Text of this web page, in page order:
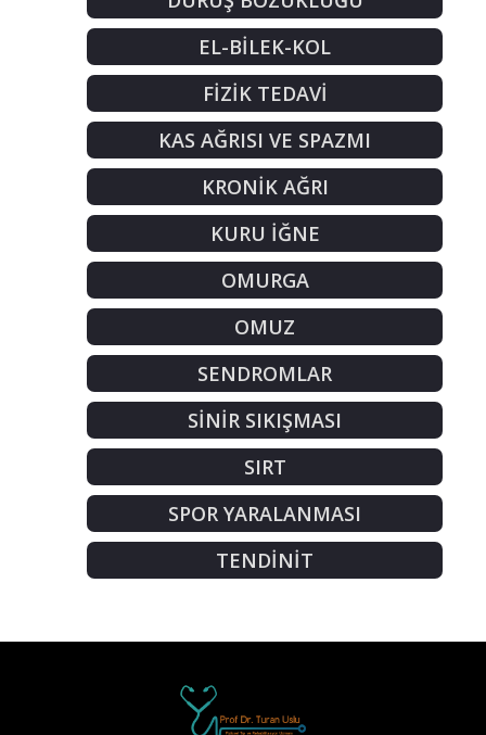
EL-BİLEK-KOL
FİZİK TEDAVİ
KAS AĞRISI VE SPAZMI
KRONİK AĞRI
KURU İĞNE
OMURGA
OMUZ
SENDROMLAR
SİNİR SIKIŞMASI
SIRT
SPOR YARALANMASI
TENDİNİT